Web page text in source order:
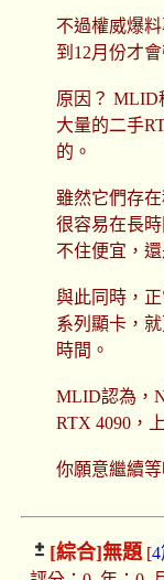
不過權威爆
到12月份才
原因？ MLID
大量的二手
的。
雖然它們存
很容易在長
不住便宜，
與此同時，
系列顯卡，
時間。
MLID認為，
RTX 4090，
你願意繼續等
[綜合]無題[